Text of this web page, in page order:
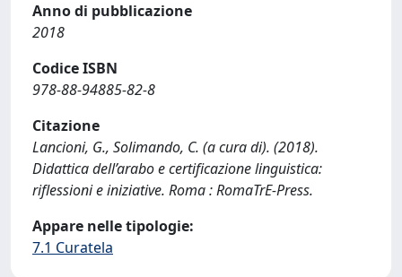
Anno di pubblicazione
2018
Codice ISBN
978-88-94885-82-8
Citazione
Lancioni, G., Solimando, C. (a cura di). (2018).
Didattica dell’arabo e certificazione linguistica:
riflessioni e iniziative. Roma : RomaTrE-Press.
Appare nelle tipologie:
7.1 Curatela